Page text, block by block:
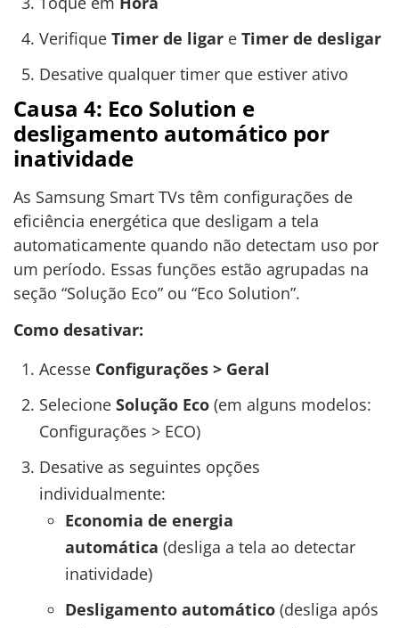
Verifique Timer de ligare Timer de desligar
Desative qualquer timer que estiver ativo
Causa 4: Eco Solution e
desligamento automático por
inatividade
As Samsung Smart TVs têm configurações de
eficiência energética que desligam a tela
automaticamente quando não detectam uso por
um período. Essas funções estão agrupadas na
seção “Solução Eco” ou “Eco Solution”.
Como desativar:
Acesse Configurações > Geral
Selecione Solução Eco(em alguns modelos:
Configurações > ECO)
Desative as seguintes opções
individualmente:
Economia de energia
automática (desliga a tela ao detectar
inatividade)
Desligamento automático(desliga após